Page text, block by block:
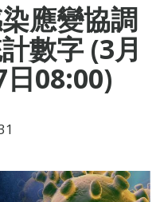
應變協調
數字 (3月
08:00)